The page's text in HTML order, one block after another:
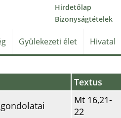
Hirdetőlap
Bizonyságtételek
Gyülekezeti élet Hivatal
Textus
Mt 16,21-
22